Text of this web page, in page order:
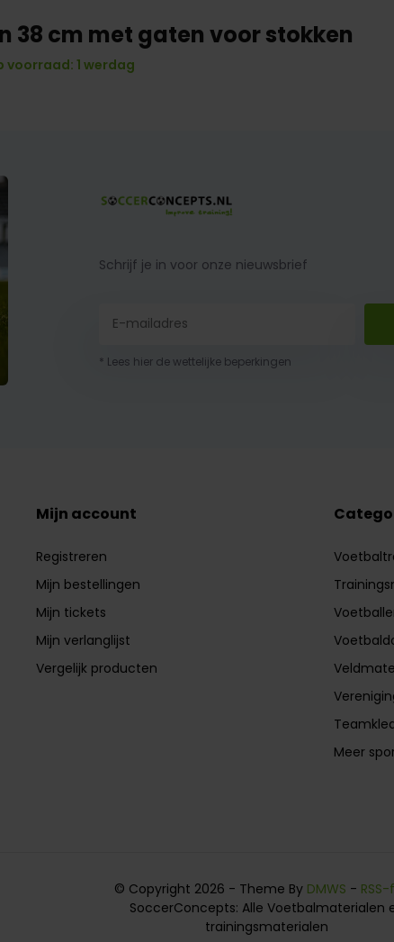
38 cm met gaten voor stokken
voorraad: 1 werdag
Schrijf je in voor onze nieuwsbrief
* Lees hier de wettelijke beperkingen
Mijn account
Registreren
Mijn bestellingen
Mijn tickets
Mijn verlanglijst
Vergelijk producten
Meer
© Copyright 2026 - Theme By DMWS -
SoccerConcepts: Alle Voetbalmaterialen
trainingsmaterialen